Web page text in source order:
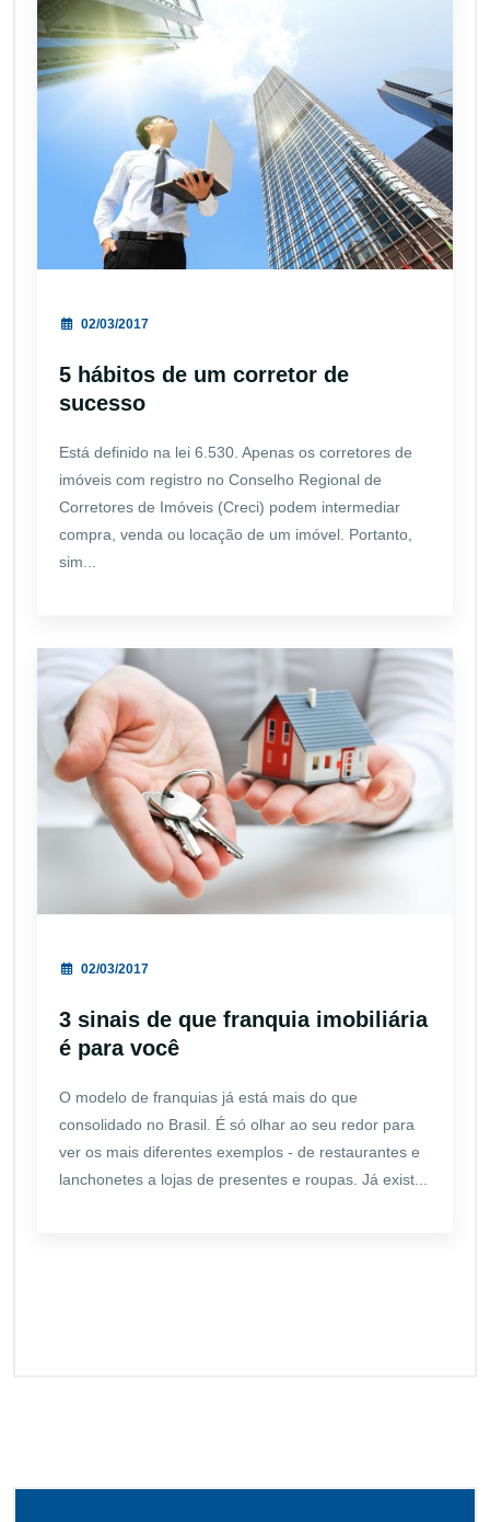
02/03/2017
5 hábitos de um corretor de
sucesso
Está definido na lei 6.530. Apenas os corretores de
imóveis com registro no Conselho Regional de
Corretores de Imóveis (Creci) podem intermediar
compra, venda ou locação de um imóvel. Portanto,
sim...
02/03/2017
3 sinais de que franquia imobiliária
é para você
O modelo de franquias já está mais do que
consolidado no Brasil. É só olhar ao seu redor para
ver os mais diferentes exemplos - de restaurantes e
lanchonetes a lojas de presentes e roupas. Já exist...